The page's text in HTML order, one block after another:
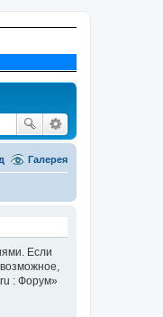
Галерея
Если
: Форум»